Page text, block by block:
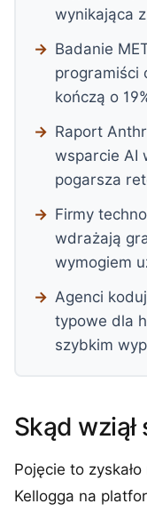
wynikająca
Badanie
programiści
kończą o
Raport
wsparcie AI
pogarsza
Firmy
wdrażają
wymogiem
Agenci
typowe dla
szybkim
Skąd
Pojęcie to
Kellogga na